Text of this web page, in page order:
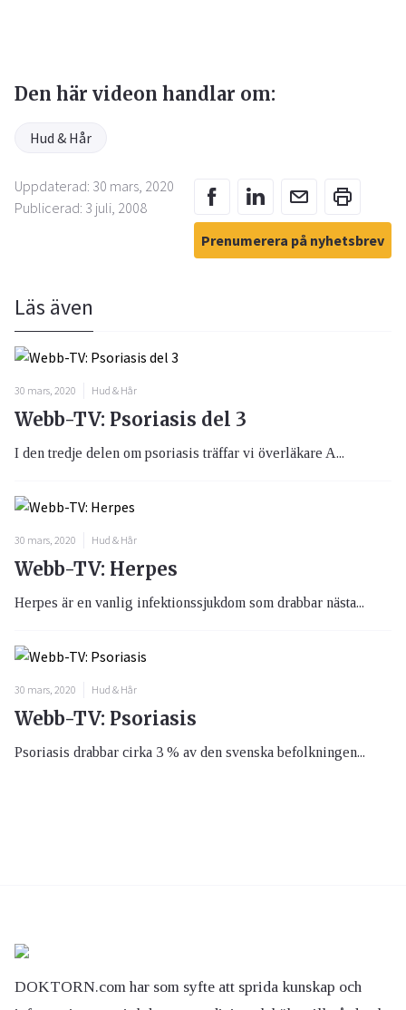
Den här videon handlar om:
Hud & Hår
Uppdaterad: 30 mars, 2020
Publicerad: 3 juli, 2008
Prenumerera på nyhetsbrev
Läs även
30 mars, 2020 Hud & Hår
Webb-TV: Psoriasis del 3
I den tredje delen om psoriasis träffar vi överläkare A...
30 mars, 2020 Hud & Hår
Webb-TV: Herpes
Herpes är en vanlig infektionssjukdom som drabbar nästa...
30 mars, 2020 Hud & Hår
Webb-TV: Psoriasis
Psoriasis drabbar cirka 3 % av den svenska befolkningen...
DOKTORN.com har som syfte att sprida kunskap och